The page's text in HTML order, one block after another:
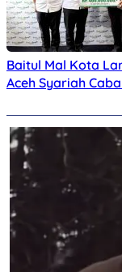
Baitul Mal Kota
Aceh Syariah